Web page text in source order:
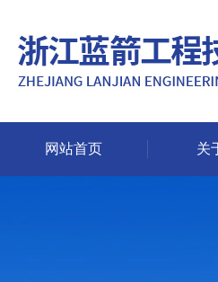
网站首页 关